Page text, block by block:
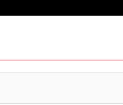
CUANDO SE PUBLIQUEN